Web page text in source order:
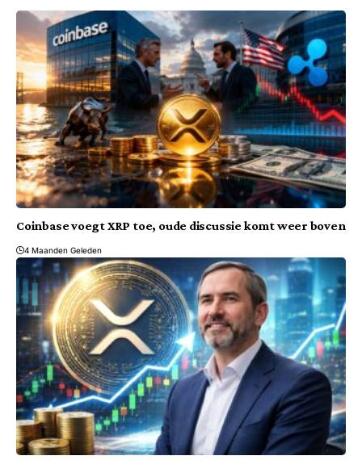
Coinbase voegt XRP toe, oude discussie komt weer boven
4 Maanden Geleden